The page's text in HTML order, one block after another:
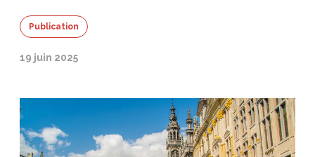
Publication
19 juin 2025